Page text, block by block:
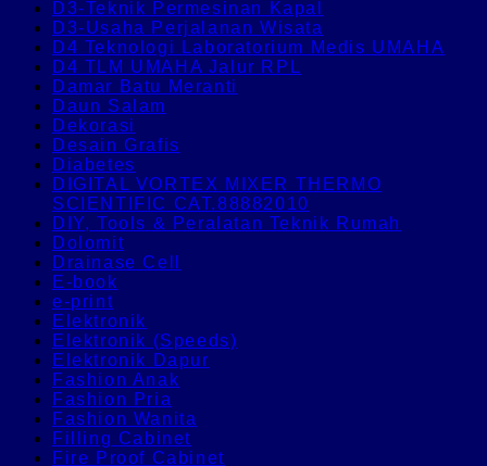
D3-Teknik Permesinan Kapal
D3-Usaha Perjalanan Wisata
D4 Teknologi Laboratorium Medis UMAHA
D4 TLM UMAHA Jalur RPL
Damar Batu Meranti
Daun Salam
Dekorasi
Desain Grafis
Diabetes
DIGITAL VORTEX MIXER THERMO
SCIENTIFIC CAT.88882010
DIY, Tools & Peralatan Teknik Rumah
Dolomit
Drainase Cell
E-book
e-print
Elektronik
Elektronik (Speeds)
Elektronik Dapur
Fashion Anak
Fashion Pria
Fashion Wanita
Filling Cabinet
Fire Proof Cabinet